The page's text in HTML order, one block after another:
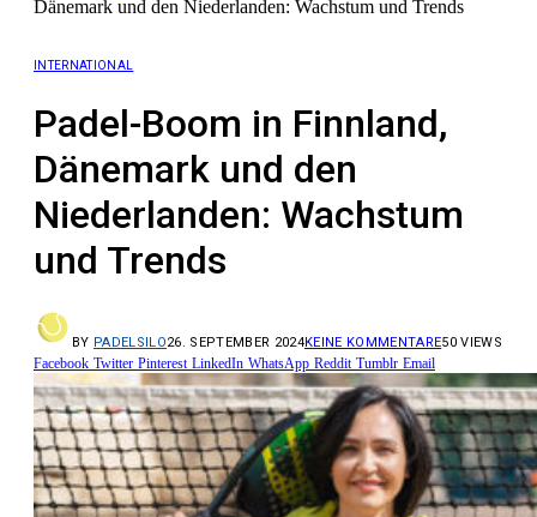
Dänemark und den Niederlanden: Wachstum und Trends
INTERNATIONAL
Padel-Boom in Finnland,
Dänemark und den
Niederlanden: Wachstum
und Trends
BY PADELSILO26. SEPTEMBER 2024KEINE KOMMENTARE50VIEWS
Facebook Twitter Pinterest LinkedIn WhatsApp Reddit Tumblr Email